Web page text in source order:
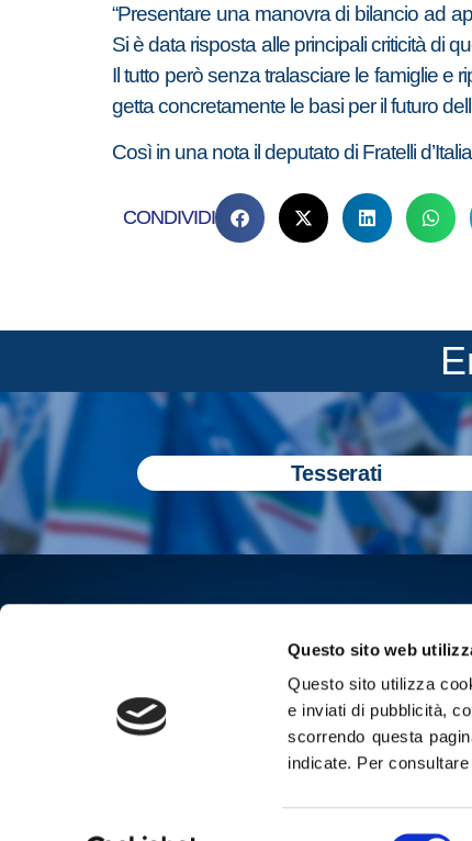
Questo sito web
Questo sito utilizza
e inviati di pubblicità,
scorrendo questa
indicate. Per
“Presentare una manovra di bilancio ad
Si è data risposta alle principali criticità di
Il tutto però senza tralasciare le famiglie
getta concretamente le basi per il futuro
Così in una nota il deputato di Fratelli
CONDIVIDI
Tesserati